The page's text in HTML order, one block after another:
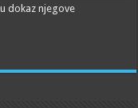
dokaz njegove